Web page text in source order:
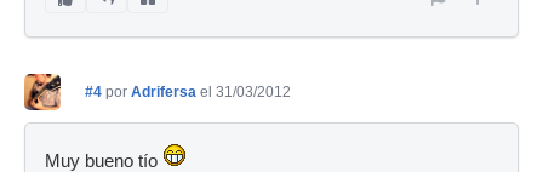
#4 por Adrifersa el 31/03/2012
Muy bueno tío